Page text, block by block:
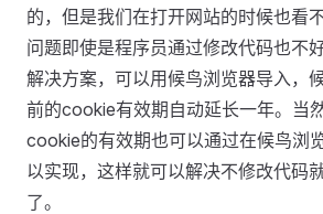
的，但是我们在打开网站的时候也看
问题即使是程序员通过修改代码也不
解决方案，可以用候鸟浏览器导入，
前的cookie有效期自动延长一年。当
cookie的有效期也可以通过在候鸟浏
以实现，这样就可以解决不修改代码
了。